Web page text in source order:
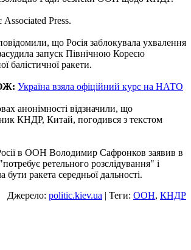
Press.
що Росія заблокувала ухвалення
запуск Північною Кореєю
балістичної ракети.
Україна взяла офіційний курс на НАТО
анонімності відзначили, що
КНДР, Китай, погодився з текстом
в ООН Володимир Сафронков заявив в
ретельного розслідування" і
бути ракета середньої дальності.
Джерело: politic.kiev.ua | Теги: ООН, КНДР